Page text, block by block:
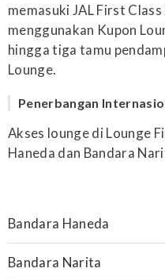
memasuki JAL First
menggunakan Kupon
hingga tiga tamu
Lounge.
Penerbangan
Akses lounge di Lounge
Haneda dan Bandara
Bandara Haneda
Bandara Narita